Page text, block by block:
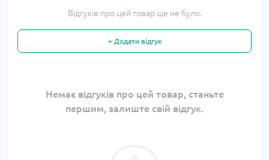
Відгуків про цей товар ще не було.
+ Додати відгук
Немає відгуків про цей товар, станьте
першим, залиште свій відгук.